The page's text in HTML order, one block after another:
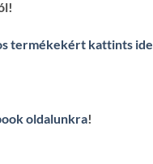
termékekért kattints ide
oldalunkra!